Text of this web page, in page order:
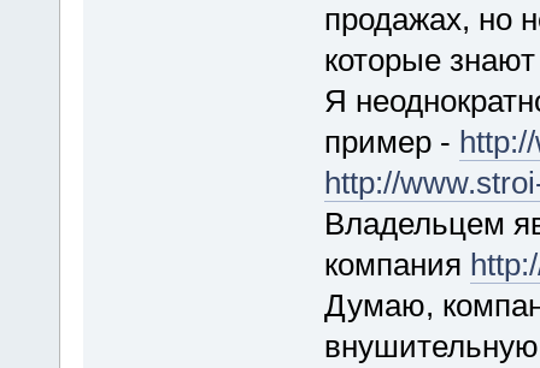
продажах, но
которые
Я
пример -
http://
Владельцем
компания
Думаю,